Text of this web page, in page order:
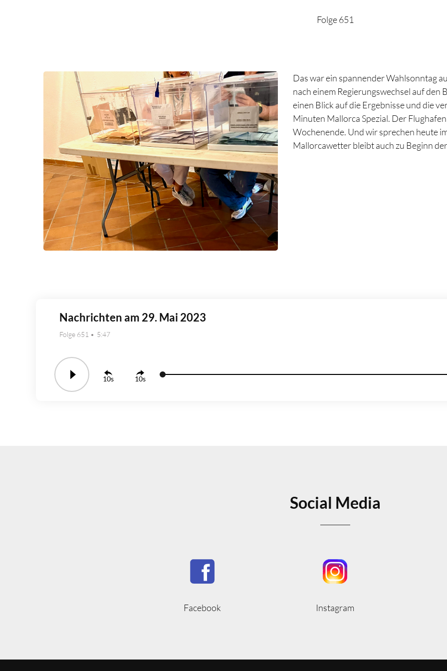
Folge 651
Das war ein spannender Wahlsonntag
nach einem Regierungswechsel auf den
einen Blick auf die Ergebnisse und die
Minuten Mallorca Spezial. Der
Wochenende. Und wir sprechen heute
Mallorcawetter bleibt auch zu Beginn
Nachrichten am 29. Mai 2023
Folge 651 5:47
10 10
Social Media
Facebook Instagram